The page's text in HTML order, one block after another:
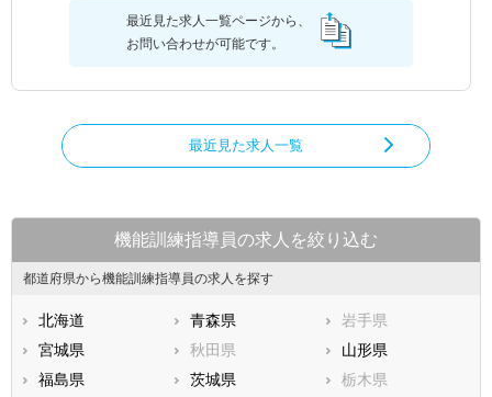
最近見た求人一覧ページから、
お問い合わせが可能です。
最近見た求人一覧
機能訓練指導員の求人を絞り込む
都道府県から機能訓練指導員の求人を探す
北海道 青森県
岩手県
宮城県
秋田県
山形県
福島県
茨城県
栃木県